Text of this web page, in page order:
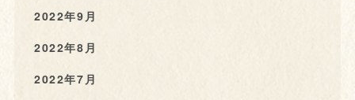
2022年9月
2022年8月
2022年7月